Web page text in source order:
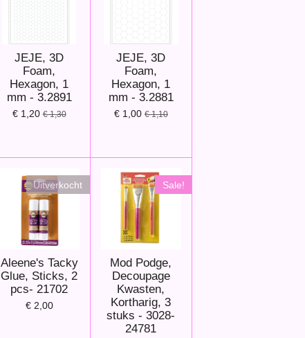
JEJE, 3D
Foam,
Hexagon, 1
mm - 3.2891
€ 1,20 € 1,30
JEJE, 3D
Foam,
Hexagon, 1
mm - 3.2881
€ 1,00 € 1,10
Uitverkocht
Aleene's Tacky
Glue, Sticks, 2
pcs- 21702
€ 2,00
Sale!
Mod Podge,
Decoupage
Kwasten,
Kortharig, 3
stuks - 3028-
24781